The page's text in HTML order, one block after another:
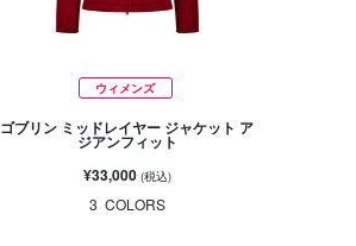
ウィメンズ
ゴブリン ミッドレイヤー ジャケット ア
ジアンフィット
¥33,000 (税込)
3 COLORS